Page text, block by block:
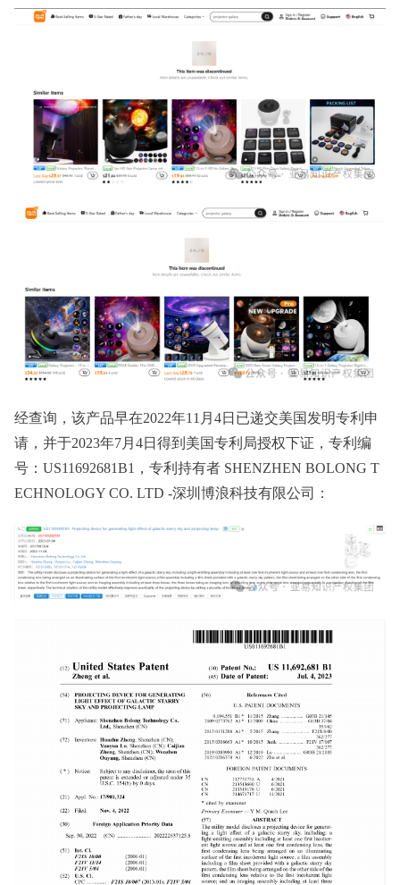
经查询，该产品早在2022年11月4日已递交美国发明专利申
请，并于2023年7月4日得到美国专利局授权下证，专利编
号：US11692681B1，专利持有者 SHENZHEN BOLONG T
ECHNOLOGY CO. LTD -深圳博浪科技有限公司：